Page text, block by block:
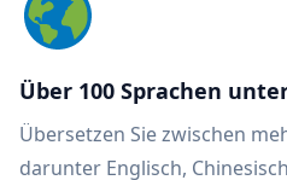
Über 100 Sprachen
Übersetzen Sie zwischen
darunter Englisch,